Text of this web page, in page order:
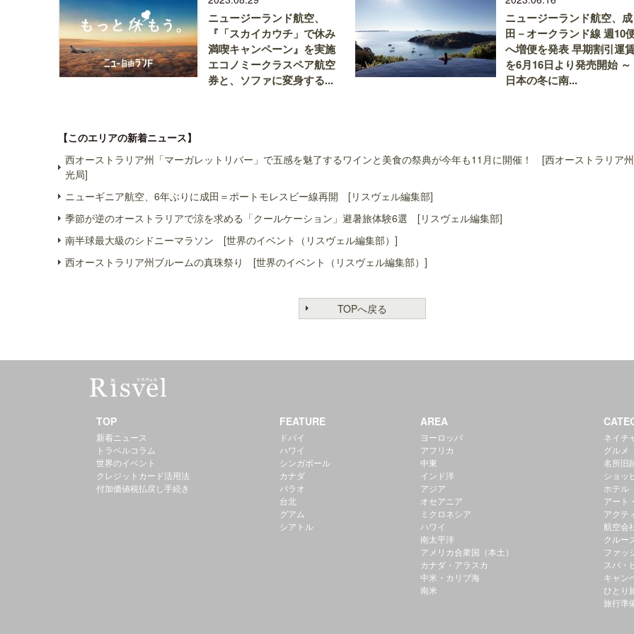
ニュージーランド航空、
『「スカイカウチ」で休み
満喫キャンペーン』を実施
エコノミークラスペア航空
券と、ソファに変身する...
ニュージーランド航空、成
田－オークランド線 週10
へ増便を発表 早期割引運
を6月16日より発売開始 ～
日本の冬に南...
【このエリアの新着ニュース】
西オーストラリア州「マーガレットリバー」で五感を魅了するワインと美食の祭典が今年も11月に開催！ [西オーストラリア
光局]
ニューギニア航空、6年ぶりに成田＝ポートモレスビー線再開 [リスヴェル編集部]
季節が逆のオーストラリアで涼を求める「クールケーション」避暑旅体験6選 [リスヴェル編集部]
南半球最大級のシドニーマラソン [世界のイベント（リスヴェル編集部）]
西オーストラリア州ブルームの真珠祭り [世界のイベント（リスヴェル編集部）]
TOPへ戻る
TOP
新着ニュース
トラベルコラム
世界のイベント
クレジットカード活用法
付加価値税払戻し手続き
FEATURE
ドバイ
ハワイ
シンガポール
カナダ
パラオ
台北
グアム
シアトル
AREA
ヨーロッパ
アフリカ
中東
インド洋
アジア
オセアニア
ミクロネシア
ハワイ
南太平洋
アメリカ合衆国（本土）
カナダ・アラスカ
中米・カリブ海
南米
ネイチ
グルメ
名所旧
ショッ
ホテル
アート
アクテ
航空会
クルー
ファッ
スパ・
キャン
ひとり
旅行準